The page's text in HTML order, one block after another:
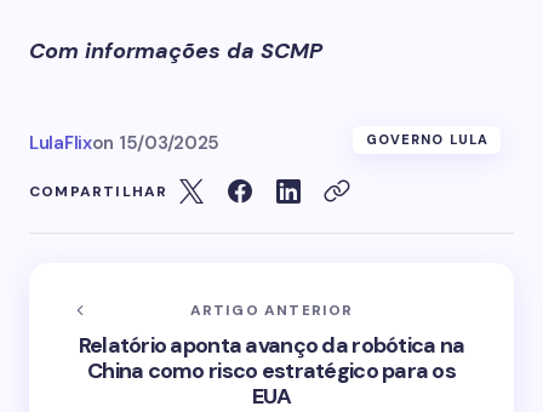
Com informações da SCMP
LulaFlixon 15/03/2025 GOVERNO LULA
COMPARTILHAR
ARTIGO ANTERIOR
Relatório aponta avanço da robótica na
China como risco estratégico para os
EUA